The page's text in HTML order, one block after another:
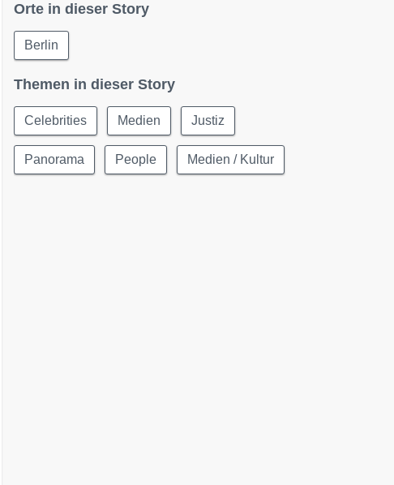
Orte in dieser Story
Berlin
Themen in dieser Story
Celebrities Medien Justiz
Panorama People Medien / Kultur